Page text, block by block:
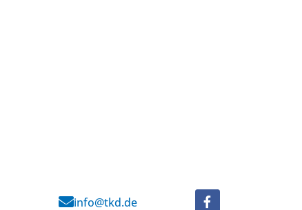
info@tkd.de